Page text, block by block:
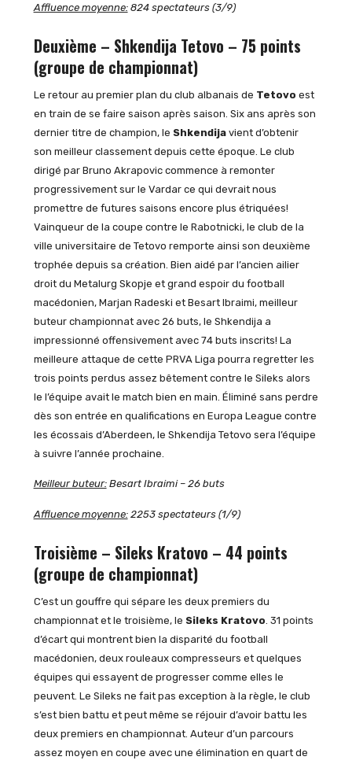
Affluence moyenne:824 spectateurs (3/9)
Deuxième – Shkendija Tetovo – 75 points
(groupe de championnat)
Le retour au premier plan du club albanais de Tetovo est
en train de se faire saison après saison. Six ans après son
dernier titre de champion, le Shkendijavient d’obtenir
son meilleur classement depuis cette époque. Le club
dirigé par Bruno Akrapovic commence à remonter
progressivement sur le Vardar ce qui devrait nous
promettre de futures saisons encore plus étriquées!
Vainqueur de la coupe contre le Rabotnicki, le club de la
ville universitaire de Tetovo remporte ainsi son deuxième
trophée depuis sa création. Bien aidé par l’ancien ailier
droit du Metalurg Skopje et grand espoir du football
macédonien, Marjan Radeski et Besart Ibraimi, meilleur
buteur championnat avec 26 buts, le Shkendija a
impressionné offensivement avec 74 buts inscrits! La
meilleure attaque de cette PRVA Liga pourra regretter les
trois points perdus assez bêtement contre le Sileks alors
le l’équipe avait le match bien en main. Éliminé sans perdre
dès son entrée en qualifications en Europa League contre
les écossais d’Aberdeen, le Shkendija Tetovo sera l’équipe
à suivre l’année prochaine.
Meilleur buteur:Besart Ibraimi – 26 buts
Affluence moyenne:2253 spectateurs (1/9)
Troisième – Sileks Kratovo – 44 points
(groupe de championnat)
C’est un gouffre qui sépare les deux premiers du
championnat et le troisième, le Sileks Kratovo . 31 points
d’écart qui montrent bien la disparité du football
macédonien, deux rouleaux compresseurs et quelques
équipes qui essayent de progresser comme elles le
peuvent. Le Sileks ne fait pas exception à la règle, le club
s’est bien battu et peut même se réjouir d’avoir battu les
deux premiers en championnat. Auteur d’un parcours
assez moyen en coupe avec une élimination en quart de